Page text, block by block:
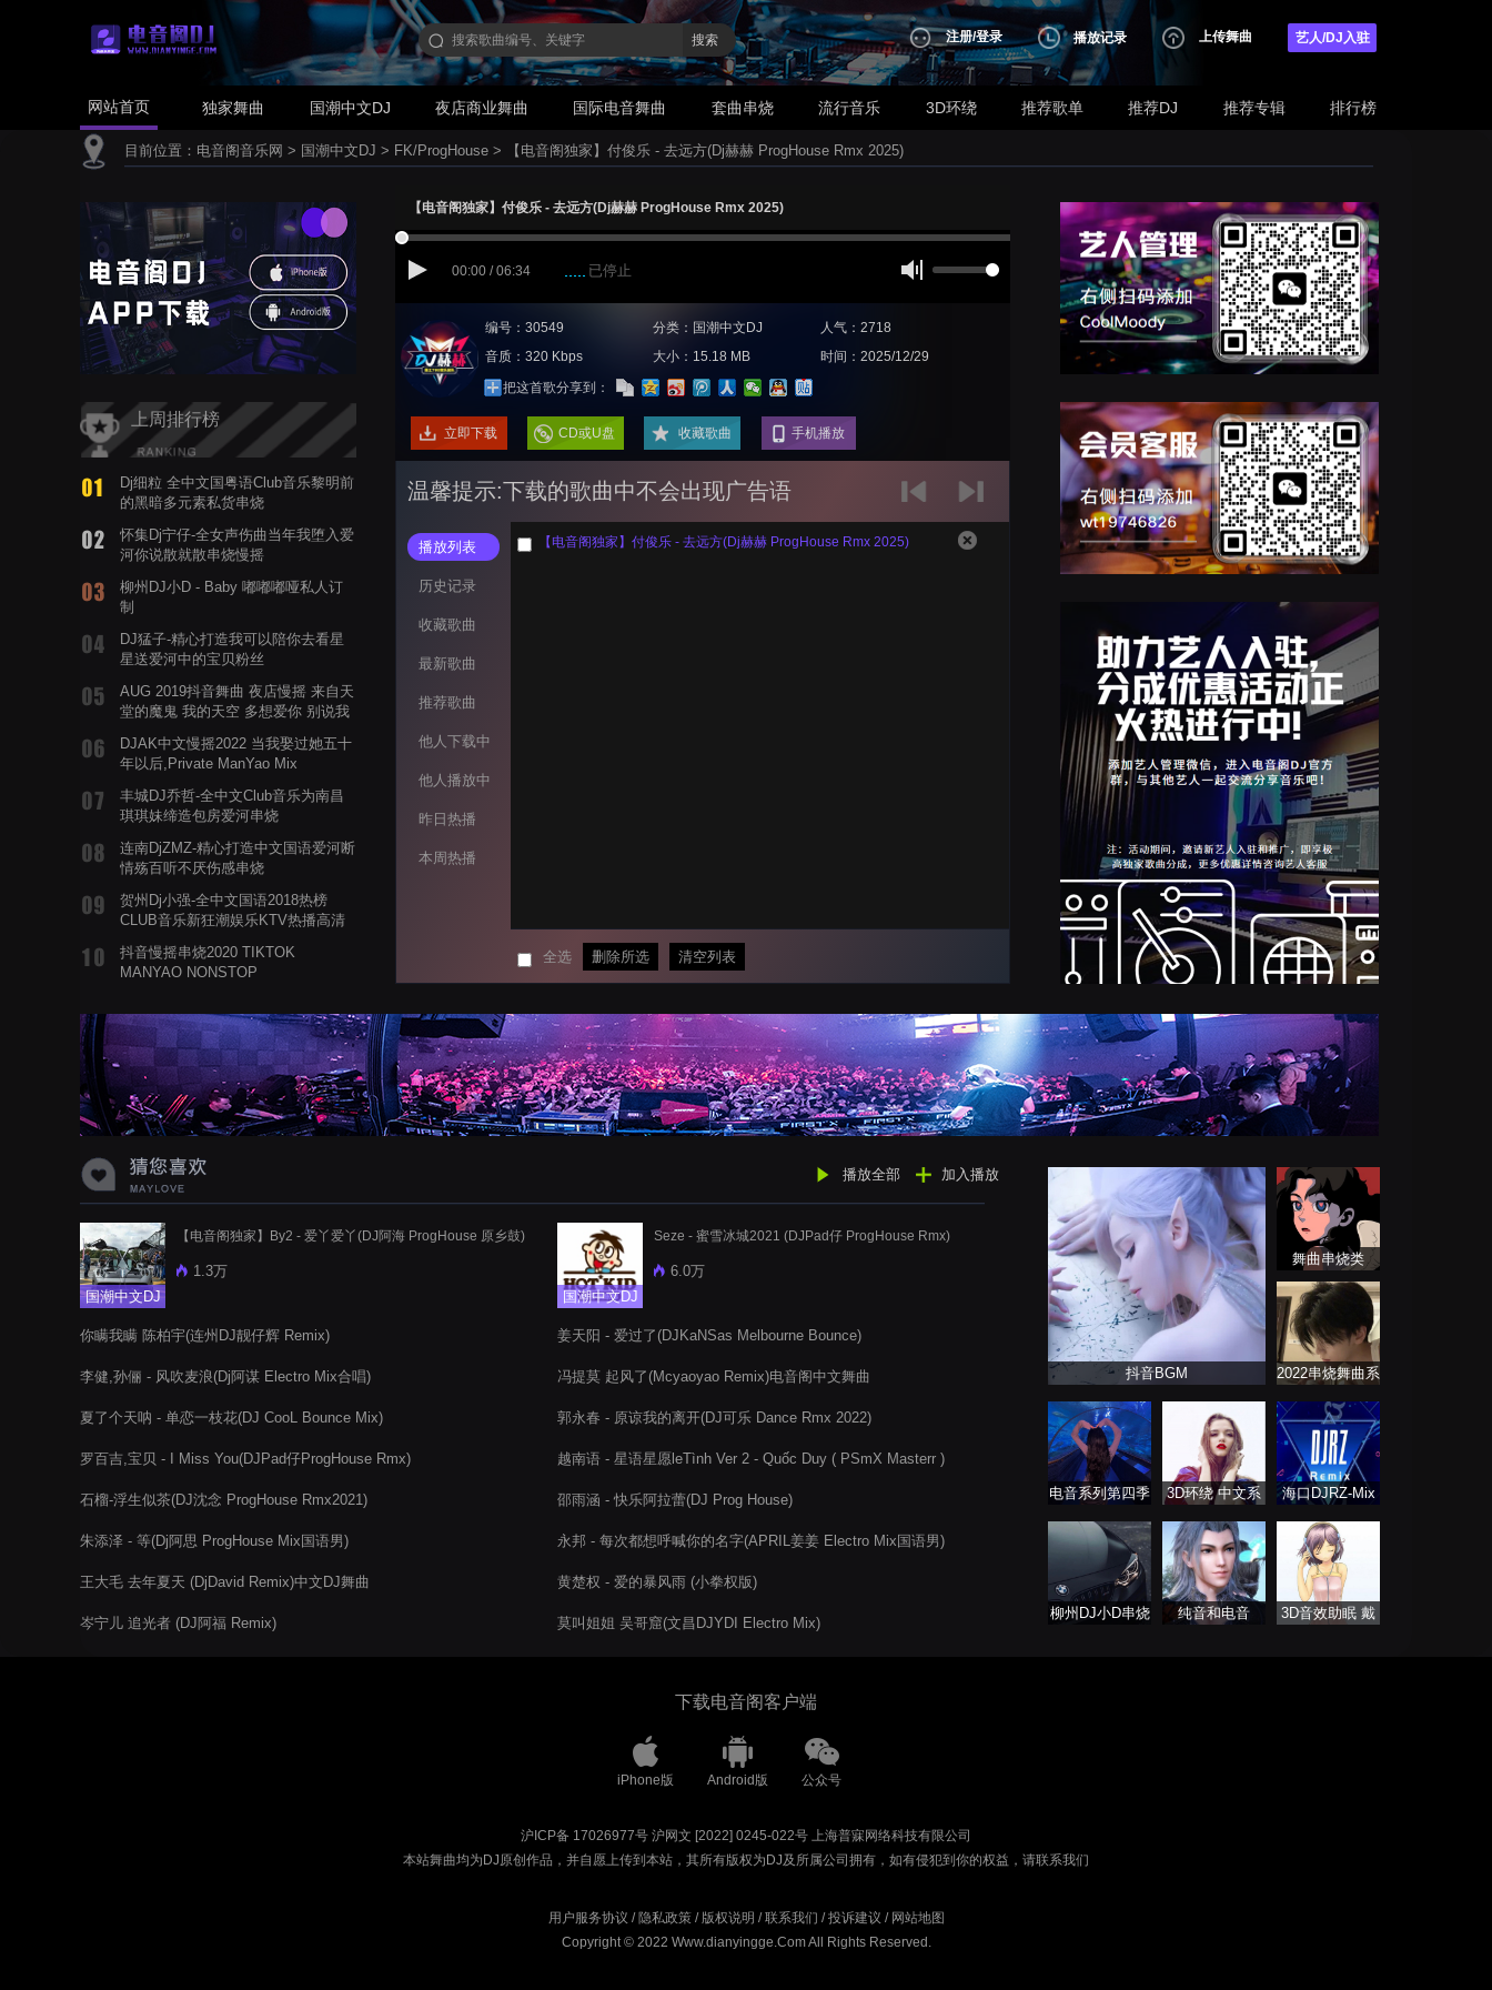
搜索 注册/登录 播放记录 上传舞曲 艺人/DJ入驻
网站首页 独家舞曲 国潮中文DJ 夜店商业舞曲 国际电音舞曲 套曲串烧 流行音乐 3D环绕 推荐歌单 推荐DJ 推荐专辑 排行榜
目前位置： 电音阁音乐网 > 国潮中文DJ > FK/ProgHouse > 【电音阁独家】付俊乐 - 去远方(Dj赫赫 ProgHouse Rmx 2025)
上周排行榜
Dj细粒 全中文国粤语Club音乐黎明前
的黑暗多元素私货串烧
怀集Dj宁仔-全女声伤曲当年我堕入爱
河你说散就散串烧慢摇
柳州DJ小D - Baby 嘟嘟嘟哑私人订
制
DJ猛子-精心打造我可以陪你去看星
星送爱河中的宝贝粉丝
AUG 2019抖音舞曲 夜店慢摇 来自天
堂的魔鬼 我的天空 多想爱你 别说我
DJAK中文慢摇2022 当我娶过她五十
年以后,Private ManYao Mix
丰城DJ乔哲-全中文Club音乐为南昌
琪琪妹缔造包房爱河串烧
连南DjZMZ-精心打造中文国语爱河断
情殇百听不厌伤感串烧
贺州Dj小强-全中文国语2018热榜
CLUB音乐新狂潮娱乐KTV热播高清
抖音慢摇串烧2020 TIKTOK
MANYAO NONSTOP
蝉爸爸妈妈爱存在夏天的风是想你的
声音啊
【电音阁独家】付俊乐 - 去远方(Dj赫赫 ProgHouse Rmx 2025)
00:00 / 06:34 已停止
编号：30549 分类：国潮中文DJ
人气：2718
音质：320 Kbps
大小：15.18 MB
时间：2025/12/29
把这首歌分享到：
立即下载 CD或U盘 收藏歌曲 手机播放
温馨提示:下载的歌曲中不会出现广告语
播放列表
历史记录
收藏歌曲
最新歌曲
推荐歌曲
他人下载中
他人播放中
昨日热播
本周热播
【电音阁独家】付俊乐 - 去远方(Dj赫赫 ProgHouse Rmx 2025)
全选 删除所选 清空列表
播放全部 加入播放
国潮中文DJ
【电音阁独家】By2 - 爱丫爱丫(DJ阿海 ProgHouse 原乡鼓)
1.3万
你瞒我瞒 陈柏宇(连州DJ靓仔辉 Remix)
李健,孙俪 - 风吹麦浪(Dj阿谋 Electro Mix合唱)
夏了个天呐 - 单恋一枝花(DJ CooL Bounce Mix)
罗百吉,宝贝 - I Miss You(DJPad仔ProgHouse Rmx)
石榴-浮生似茶(DJ沈念 ProgHouse Rmx2021)
朱添泽 - 等(Dj阿思 ProgHouse Mix国语男)
王大毛 去年夏天 (DjDavid Remix)中文DJ舞曲
岑宁儿 追光者 (DJ阿福 Remix)
国潮中文DJ
Seze - 蜜雪冰城2021 (DJPad仔 ProgHouse Rmx)
6.0万
姜天阳 - 爱过了(DJKaNSas Melbourne Bounce)
冯提莫 起风了(Mcyaoyao Remix)电音阁中文舞曲
郭永春 - 原谅我的离开(DJ可乐 Dance Rmx 2022)
越南语 - 星语星愿leTình Ver 2 - Quốc Duy ( PSmX Masterr )
邵雨涵 - 快乐阿拉蕾(DJ Prog House)
永邦 - 每次都想呼喊你的名字(APRIL姜姜 Electro Mix国语男)
黄楚权 - 爱的暴风雨 (小拳权版)
莫叫姐姐 吴哥窟(文昌DJYDI Electro Mix)
抖音BGM
舞曲串烧类
2022串烧舞曲系
电音系列第四季
3D环绕 中文系
海口DJRZ-Mix
柳州DJ小D串烧
纯音和电音
3D音效助眠 戴
下载电音阁客户端
iPhone版 Android版 公众号
沪ICP备 17026977号 沪网文 [2022] 0245-022号 上海普寐网络科技有限公司
本站舞曲均为DJ原创作品，并自愿上传到本站，其所有版权为DJ及所属公司拥有，如有侵犯到你的权益，请联系我们
用户服务协议 / 隐私政策/ 版权说明 /联系我们 /投诉建议 / 网站地图
Copyright © 2022 Www.dianyingge.Com All Rights Reserved.